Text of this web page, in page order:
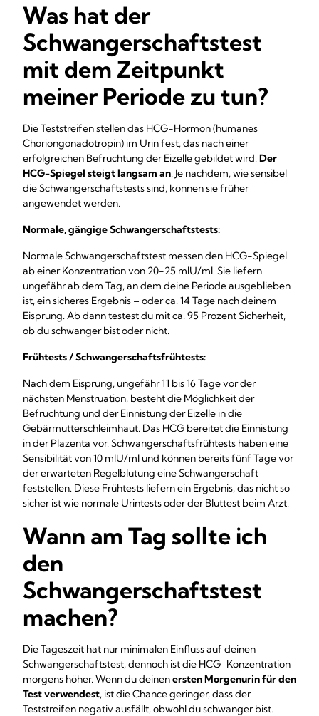
Was hat der
Schwangerschaftstest
mit dem Zeitpunkt
meiner Periode zu tun?
Die Teststreifen stellen das HCG-Hormon (humanes
Choriongonadotropin) im Urin fest, das nach einer
erfolgreichen Befruchtung der Eizelle gebildet wird.Der
HCG-Spiegel steigt langsam an. Je nachdem, wie sensibel
die Schwangerschaftstests sind, können sie früher
angewendet werden.
Normale, gängige Schwangerschaftstests:
Normale Schwangerschaftstest messen den HCG-Spiegel
ab einer Konzentration von 20-25 mlU/ml. Sie liefern
ungefähr ab dem Tag, an dem deine Periode ausgeblieben
ist, ein sicheres Ergebnis – oder ca. 14 Tage nach deinem
Eisprung. Ab dann testest du mit ca. 95 Prozent Sicherheit,
ob du schwanger bist oder nicht.
Frühtests / Schwangerschaftsfrühtests:
Nach dem Eisprung, ungefähr 11 bis 16 Tage vor der
nächsten Menstruation, besteht die Möglichkeit der
Befruchtung und der Einnistung der Eizelle in die
Gebärmutterschleimhaut. Das HCG bereitet die Einnistung
in der Plazenta vor. Schwangerschaftsfrühtests haben eine
Sensibilität von 10 mlU/ml und können bereits fünf Tage vor
der erwarteten Regelblutung eine Schwangerschaft
feststellen. Diese Frühtests liefern ein Ergebnis, das nicht so
sicher ist wie normale Urintests oder der Bluttest beim Arzt.
Wann am Tag sollte ich
den
Schwangerschaftstest
machen?
Die Tageszeit hat nur minimalen Einfluss auf deinen
Schwangerschaftstest, dennoch ist die HCG-Konzentration
morgens höher. Wenn du deinenersten Morgenurin für den
Test verwendest, ist die Chance geringer, dass der
Teststreifen negativ ausfällt, obwohl du schwanger bist.